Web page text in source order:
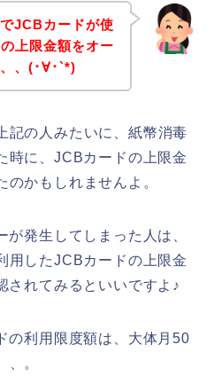
JCBカードが使
上限金額をオー
、(･∀･`*)
記の人みたいに、紙幣消毒
時に、JCBカードの上限金
かもしれませんよ。
発生してしまった人は、
用したJCBカードの上限金
されてみるといいですよ♪
の利用限度額は、大体月50
、。